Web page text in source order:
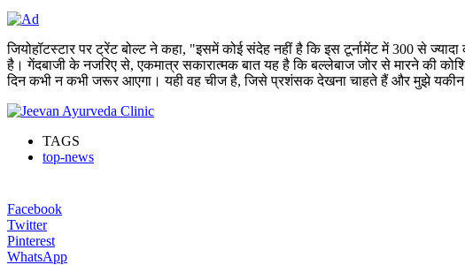
जियोहॉटस्टार पर ट्रेंट बोल्ट ने कहा, "इसमें कोई संदेह नहीं है कि इस टूर्नामेंट में 300 से
है। गेंदबाजी के नजरिए से, एकमात्र सकारात्मक बात यह है कि बल्लेबाज जोर से मारने की
दिन कभी न कभी जरूर आएगा। यही वह चीज है, जिसे प्रशंसक देखना चाहते हैं और मुझे
TAGS
top-news
Facebook
Twitter
Pinterest
WhatsApp